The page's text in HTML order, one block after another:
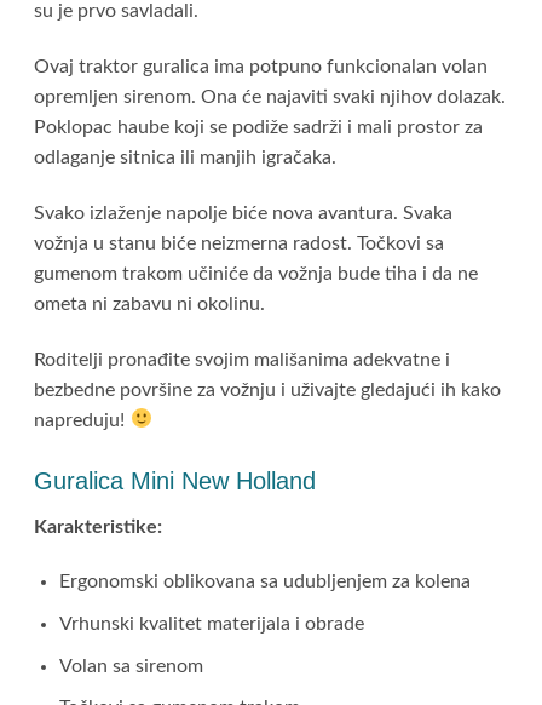
su je prvo savladali.
Ovaj traktor guralica ima potpuno funkcionalan volan
opremljen sirenom. Ona će najaviti svaki njihov dolazak.
Poklopac haube koji se podiže sadrži i mali prostor za
odlaganje sitnica ili manjih igračaka.
Svako izlaženje napolje biće nova avantura. Svaka
vožnja u stanu biće neizmerna radost. Točkovi sa
gumenom trakom učiniće da vožnja bude tiha i da ne
ometa ni zabavu ni okolinu.
Roditelji pronađite svojim mališanima adekvatne i
bezbedne površine za vožnju i uživajte gledajući ih kako
napreduju!
Guralica Mini New Holland
Karakteristike:
Ergonomski oblikovana sa udubljenjem za kolena
Vrhunski kvalitet materijala i obrade
Volan sa sirenom